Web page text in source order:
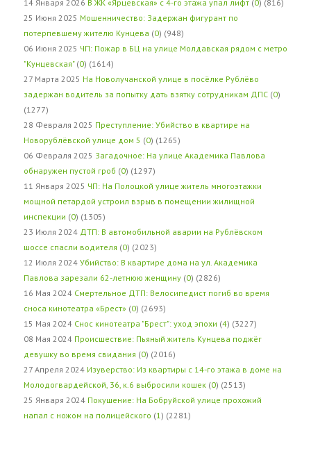
14 Января 2026 В ЖК «Ярцевская» с 4-го этажа упал лифт (0) (816)
25 Июня 2025 Мошенничество: Задержан фигурант по
потерпевшему жителю Кунцева (0) (948)
06 Июня 2025 ЧП: Пожар в БЦ на улице Молдавская рядом с метро
"Кунцевская" (0) (1614)
27 Марта 2025 На Новолучанской улице в посёлке Рублёво
задержан водитель за попытку дать взятку сотрудникам ДПС (0)
(1277)
28 Февраля 2025 Преступление: Убийство в квартире на
Новорублёвской улице дом 5 (0) (1265)
06 Февраля 2025 Загадочное: На улице Академика Павлова
обнаружен пустой гроб (0) (1297)
11 Января 2025 ЧП: На Полоцкой улице житель многоэтажки
мощной петардой устроил взрыв в помещении жилищной
инспекции (0) (1305)
23 Июля 2024 ДТП: В автомобильной аварии на Рублёвском
шоссе спасли водителя (0) (2023)
12 Июля 2024 Убийство: В квартире дома на ул. Академика
Павлова зарезали 62-летнюю женщину (0) (2826)
16 Мая 2024 Смертельное ДТП: Велосипедист погиб во время
сноса кинотеатра «Брест» (0) (2693)
15 Мая 2024 Снос кинотеатра "Брест": уход эпохи (4) (3227)
08 Мая 2024 Происшествие: Пьяный житель Кунцева поджёг
девушку во время свидания (0) (2016)
27 Апреля 2024 Изуверство: Из квартиры с 14-го этажа в доме на
Молодогвардейской, 36, к.6 выбросили кошек (0) (2513)
25 Января 2024 Покушение: На Бобруйской улице прохожий
напал с ножом на полицейского (1 ) (2281)